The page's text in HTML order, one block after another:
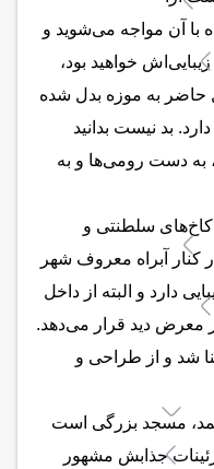
با آن مواجه می‌شوید و
خواهید بود،
به موزه بدل شده
سال قدمت دارد. بد نیست بدانید
به دست رومی‌ها و به
کاخ‌های سلطنتی و
آبراه معروف شهر
دارد و البته از داخل
معرض دید قرار می‌دهد.
شد و از طراحی و
مسجد بزرگی است
جذابش مشهور